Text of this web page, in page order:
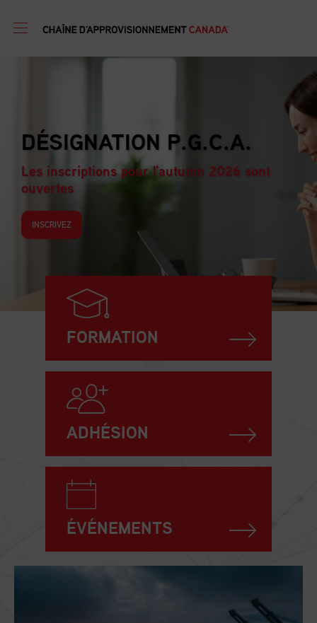
FORMATION EN GESTION
D’APPROVISIONNEMENT
Les inscriptions pour l'autumn 2026 sont
ouvertes
FORMATION
ADHÉSION
ÉVÉNEMENTS